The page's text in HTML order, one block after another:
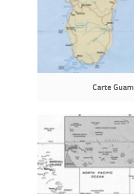
Carte Guam